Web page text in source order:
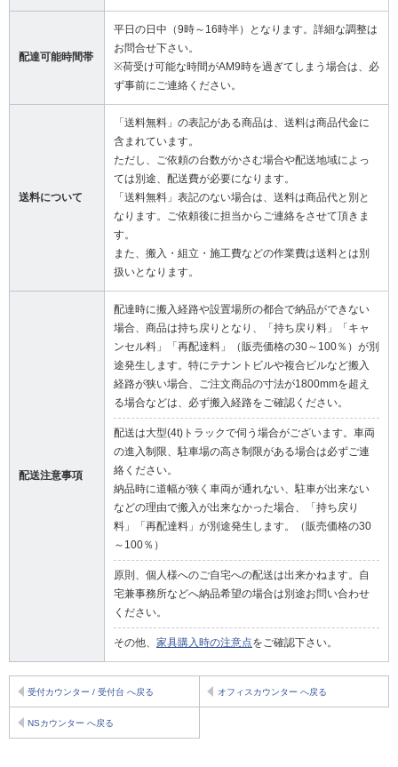
配達可能時間帯
平日の日中（9時～16時半）となります。詳細な調整は
お問合せ下さい。
※荷受け可能な時間がAM9時を過ぎてしまう場合は、必
ず事前にご連絡ください。
送料について
「送料無料」の表記がある商品は、送料は商品代金に
含まれています。
ただし、ご依頼の台数がかさむ場合や配送地域によっ
ては別途、配送費が必要になります。
「送料無料」表記のない場合は、送料は商品代と別と
なります。ご依頼後に担当からご連絡をさせて頂きま
す。
また、搬入・組立・施工費などの作業費は送料とは別
扱いとなります。
配送注意事項
配達時に搬入経路や設置場所の都合で納品ができない
場合、商品は持ち戻りとなり、「持ち戻り料」「キャ
ンセル料」「再配達料」（販売価格の30～100％）が別
途発生します。特にテナントビルや複合ビルなど搬入
経路が狭い場合、ご注文商品の寸法が1800mmを超え
る場合などは、必ず搬入経路をご確認ください。
配送は大型(4t)トラックで伺う場合がございます。車両
の進入制限、駐車場の高さ制限がある場合は必ずご連
絡ください。
納品時に道幅が狭く車両が通れない、駐車が出来ない
などの理由で搬入が出来なかった場合、「持ち戻り
料」「再配達料」が別途発生します。（販売価格の30
～100％）
原則、個人様へのご自宅への配送は出来かねます。自
宅兼事務所などへ納品希望の場合は別途お問い合わせ
ください。
その他、 家具購入時の注意点をご確認下さい。
受付カウンター / 受付台 へ戻る オフィスカウンター へ戻る
NSカウンター へ戻る